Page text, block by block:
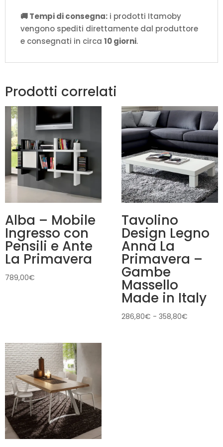
🚚 Tempi di consegna: i prodotti Itamoby
vengono spediti direttamente dal produttore
e consegnati in circa 10 giorni.
Prodotti correlati
Alba – Mobile
Ingresso con
Pensili e Ante
La Primavera
789,00€
Tavolino
Design Legno
Anna La
Primavera –
Gambe
Massello
Made in Italy
286,80€ - 358,80€